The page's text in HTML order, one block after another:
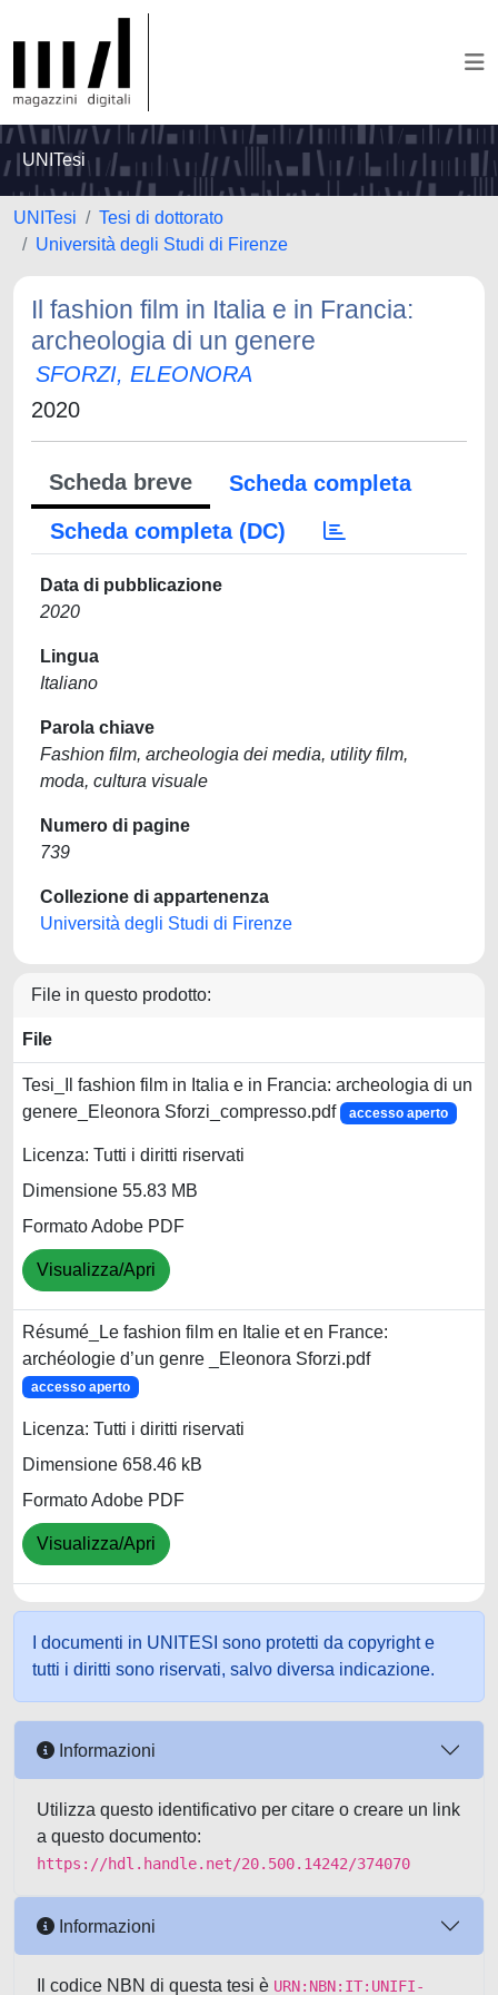
UNITesi
UNITesi
Tesi di dottorato
Università degli Studi di Firenze
Il fashion film in Italia e in Francia:
archeologia di un genere
SFORZI, ELEONORA
2020
Scheda breve
Scheda completa
Scheda completa (DC)
Data di pubblicazione
2020
Lingua
Italiano
Parola chiave
Fashion film, archeologia dei media, utility film,
moda, cultura visuale
Numero di pagine
739
Collezione di appartenenza
Università degli Studi di Firenze
File in questo prodotto:
File
Tesi_Il fashion film in Italia e in Francia: archeologia di un
genere_Eleonora Sforzi_compresso.pdf
accesso aperto
Licenza: Tutti i diritti riservati
Dimensione 55.83 MB
Formato Adobe PDF
Visualizza/Apri
Résumé_Le fashion film en Italie et en France:
archéologie d’un genre _Eleonora Sforzi.pdf
accesso aperto
Licenza: Tutti i diritti riservati
Dimensione 658.46 kB
Formato Adobe PDF
Visualizza/Apri
I documenti in UNITESI sono protetti da copyright e
tutti i diritti sono riservati, salvo diversa indicazione.
Informazioni
Utilizza questo identificativo per citare o creare un link
a questo documento:
https://hdl.handle.net/20.500.14242/374070
Informazioni
Il codice NBN di questa tesi è URN:NBN:IT:UNIFI-